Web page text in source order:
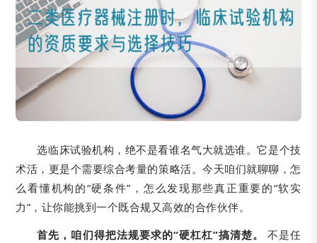
选临床试验机构，绝不是看谁名气大就选谁。它是个技
术活，更是个需要综合考量的策略活。今天咱们就聊聊，怎
么看懂机构的“硬条件”，怎么发现那些真正重要的“软实
力”，让你能挑到一个既合规又高效的合作伙伴。
首先，咱们得把法规要求的“硬杠杠”搞清楚。
不是任